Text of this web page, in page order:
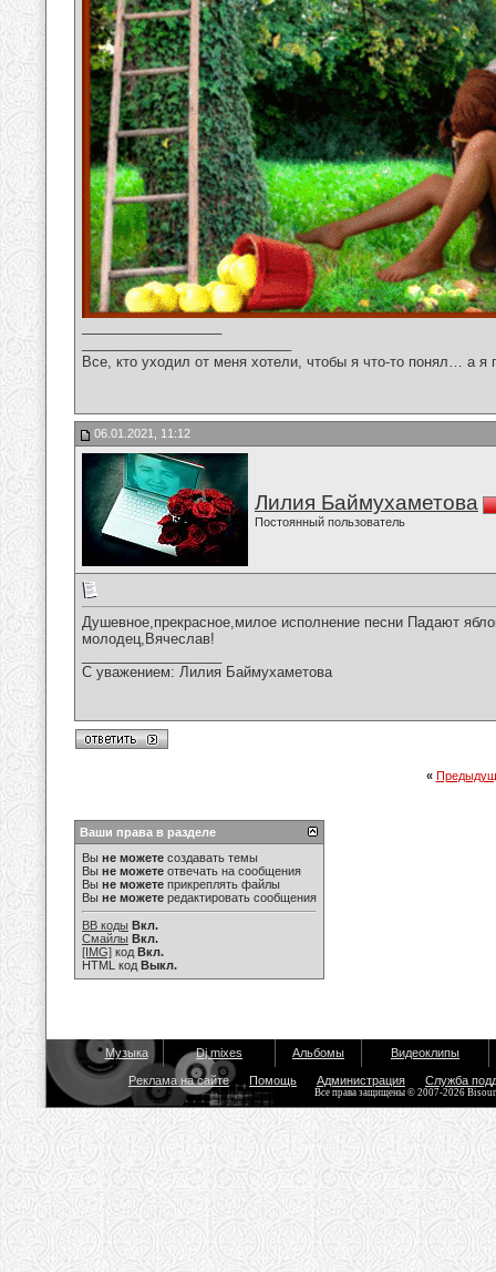
Все, кто уходил от меня хотели, чтобы я что-то понял… а
06.01.2021, 11:12
Лилия Баймухаметова
Постоянный пользователь
Душевное,прекрасное,милое исполнение песни Падают
молодец,Вячеслав!
С уважением: Лилия Баймухаметова
«
Ваши права в разделе
Вы не можете создавать темы
Вы не можете отвечать на сообщения
Вы не можете прикреплять файлы
Вы не можете редактировать сообщения
BB коды Вкл.
Смайлы Вкл.
[IMG] код Вкл.
HTML код Выкл.
Музыка Dj mixes Альбомы Видеоклипы
Реклама на сайте Помощь Администрация Служба
Все права защищены © 2007-2026